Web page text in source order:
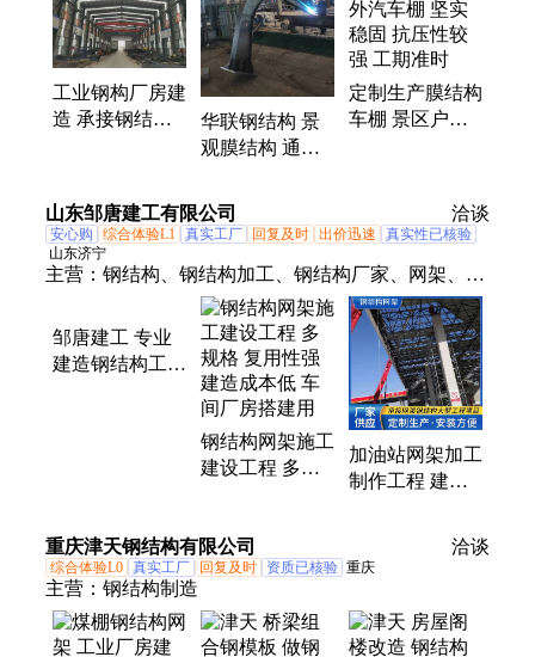
膜结构充电车棚、户外遮阳棚、汽车充电桩遮阳棚、
小区电瓶车棚、电动车充电桩雨棚、新能源光伏车
棚、张拉膜景观棚
工业钢构厂房建
造 承接钢结构
华联钢结构 景
观膜结构 通道
口 张拉膜工程
定制生产膜结构
车棚 景区户外
山东邹唐建工有限公司 洽谈
安心购 综合体验L1 真实工厂 回复及时 出价迅速
真实性已核验
山东济宁
主营： 钢结构、钢结构加工、钢结构厂家、网架、网
架加工、加油站网架、煤棚网架、体育馆网架、钢结
构网架、收费站网架、储煤棚网架、看台网架、网架
厂家、球形网架、球网架、螺栓球网架、焊接球网
架、钢结构网架加工制作安装、焊接球加工、螺栓球
邹唐建工 专业
建造钢结构工业
钢结构网架施工
建设工程 多规
厂房搭建用
加油站网架加工
制作工程 建造
房 美观大方 抗
冲击 工期短
重庆津天钢结构有限公司 洽谈
综合体验L0 真实工厂 回复及时 资质已核验 重庆
主营： 钢结构制造